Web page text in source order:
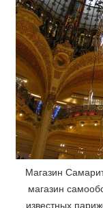
Магазин
магазин
известных